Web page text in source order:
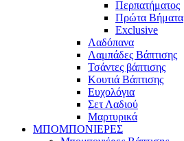
Περπατήματος
Πρώτα Βήματα
Exclusive
Λαδόπανα
Λαμπάδες Βάπτισης
Τσάντες βάπτισης
Κουτιά Βάπτισης
Ευχολόγια
Σετ Λαδιού
Μαρτυρικά
ΜΠΟΜΠΟΝΙΕΡΕΣ